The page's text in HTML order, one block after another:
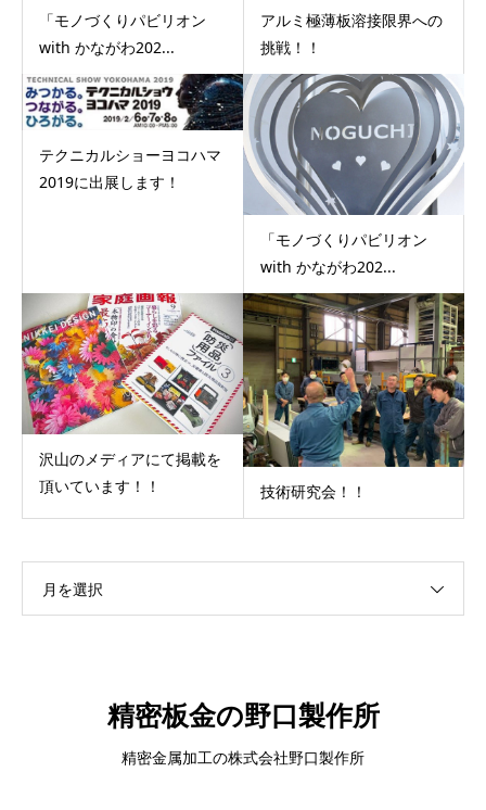
「モノづくりパビリオン
with かながわ202...
アルミ極薄板溶接限界への
挑戦！！
テクニカルショーヨコハマ
2019に出展します！
「モノづくりパビリオン
with かながわ202...
沢山のメディアにて掲載を
頂いています！！
技術研究会！！
月を選択
精密板金の野口製作所
精密金属加工の株式会社野口製作所